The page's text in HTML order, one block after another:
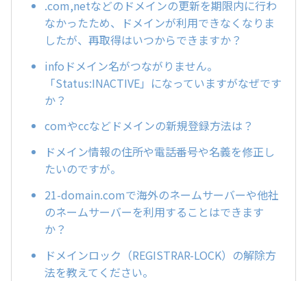
.com,netなどのドメインの更新を期限内に行わ
なかったため、ドメインが利用できなくなりま
したが、再取得はいつからできますか？
infoドメイン名がつながりません。
「Status:INACTIVE」になっていますがなぜです
か？
comやccなどドメインの新規登録方法は？
ドメイン情報の住所や電話番号や名義を修正し
たいのですが。
21-domain.comで海外のネームサーバーや他社
のネームサーバーを利用することはできます
か？
ドメインロック（REGISTRAR-LOCK）の解除方
法を教えてください。